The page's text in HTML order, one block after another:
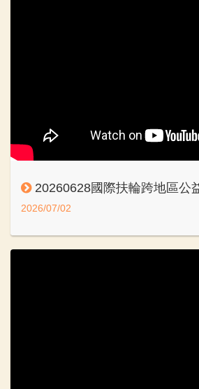
20260628國際扶輪跨地區公益網聯誼會大
2026/07/02